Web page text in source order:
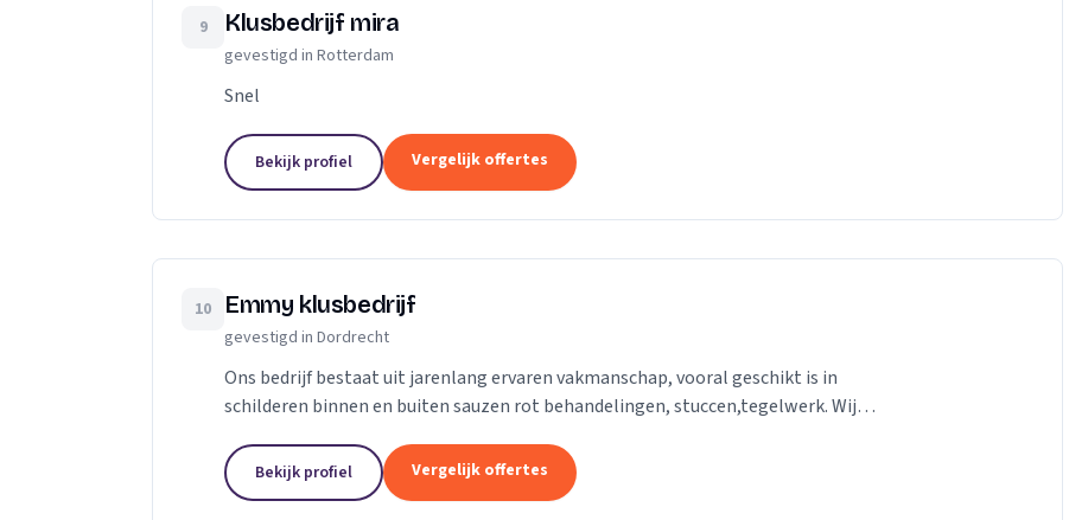
9 Klusbedrijf mira
gevestigd in Rotterdam
Snel
Bekijk profiel Vergelijk offertes
10 Emmy klusbedrijf
gevestigd in Dordrecht
Ons bedrijf bestaat uit jarenlang ervaren vakmanschap, vooral geschikt is in
schilderen binnen en buiten sauzen rot behandelingen, stuccen,tegelwerk. Wij
Bekijk profiel Vergelijk offertes